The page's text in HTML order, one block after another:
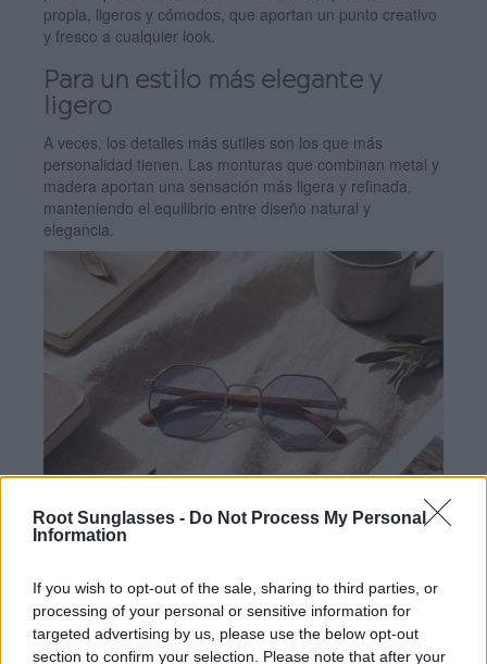
Root Sunglasses - Do Not Process My Personal
Information
If you wish to opt-out of the sale, sharing to third parties, or
processing of your personal or sensitive information for
targeted advertising by us, please use the below opt-out
section to confirm your selection. Please note that after your
propia, ligeros y cómodos, que aportan un punto creativo
y fresco a cualquier look.
Para un estilo más elegante y
ligero
A veces, los detalles más sutiles son los que más
personalidad tienen. Las monturas que combinan metal y
madera aportan una sensación más ligera y refinada,
manteniendo el equilibrio entre diseño natural y
elegancia.